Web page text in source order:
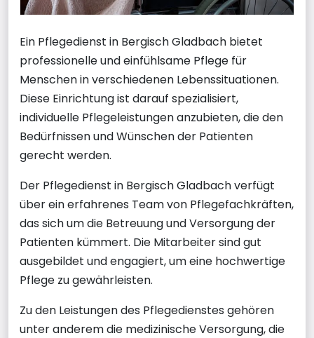
Ein Pflegedienst in Bergisch Gladbach bietet
professionelle und einfühlsame Pflege für
Menschen in verschiedenen Lebenssituationen.
Diese Einrichtung ist darauf spezialisiert,
individuelle Pflegeleistungen anzubieten, die den
Bedürfnissen und Wünschen der Patienten
gerecht werden.
Der Pflegedienst in Bergisch Gladbach verfügt
über ein erfahrenes Team von Pflegefachkräften,
das sich um die Betreuung und Versorgung der
Patienten kümmert. Die Mitarbeiter sind gut
ausgebildet und engagiert, um eine hochwertige
Pflege zu gewährleisten.
Zu den Leistungen des Pflegedienstes gehören
unter anderem die medizinische Versorgung, die